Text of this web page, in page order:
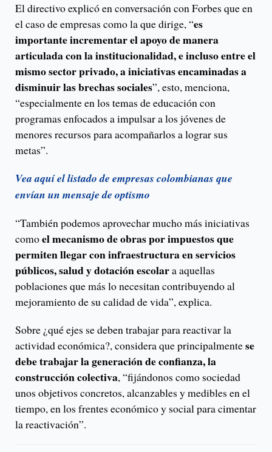
El directivo explicó en conversación con Forbes que en
el caso de empresas como la que dirige, “es
importante incrementar el apoyo de manera
articulada con la institucionalidad, e incluso entre el
mismo sector privado, a iniciativas encaminadas a
disminuir las brechas sociales”, esto, menciona,
“especialmente en los temas de educación con
programas enfocados a impulsar a los jóvenes de
menores recursos para acompañarlos a lograr sus
metas”.
Vea aquí el listado de empresas colombianas que
envían un mensaje de optismo
“También podemos aprovechar mucho más iniciativas
comoel mecanismo de obras por impuestos que
permiten llegar con infraestructura en servicios
públicos, salud y dotación escolara aquellas
poblaciones que más lo necesitan contribuyendo al
mejoramiento de su calidad de vida”, explica.
Sobre ¿qué ejes se deben trabajar para reactivar la
actividad económica?, considera que principalmentese
debe trabajar la generación de confianza, la
construcción colectiva, “fijándonos como sociedad
unos objetivos concretos, alcanzables y medibles en el
tiempo, en los frentes económico y social para cimentar
la reactivación”.